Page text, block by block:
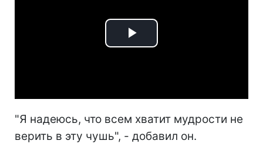
Play
"Я надеюсь, что всем хватит мудрости не
верить в эту чушь", - добавил он.